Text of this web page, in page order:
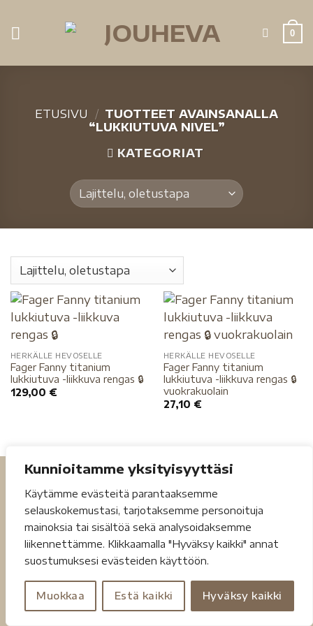
Kunnioitamme yksityisyyttäsi
Käytämme evästeitä parantaaksemme
selauskokemustasi, tarjotaksemme personoituja
mainoksia tai sisältöä sekä analysoidaksemme
liikennettämme. Klikkaamalla "Hyväksy kaikki" annat
suostumuksesi evästeiden käyttöön.
Muokkaa Estä kaikki Hyväksy kaikki
0
ETUSIVU / TUOTTEET AVAINSANALLA
“LUKKIUTUVA NIVEL”
KATEGORIAT
HERKÄLLE HEVOSELLE
Fager Fanny titanium
lukkiutuva -liikkuva rengas 🔒
129,00 €
HERKÄLLE HEVOSELLE
Fager Fanny titanium
lukkiutuva -liikkuva rengas 🔒
vuokrakuolain
27,10 €
Tietosuojaseloste Toimitusehdot
Copyright 2026 ©Jouheva.net